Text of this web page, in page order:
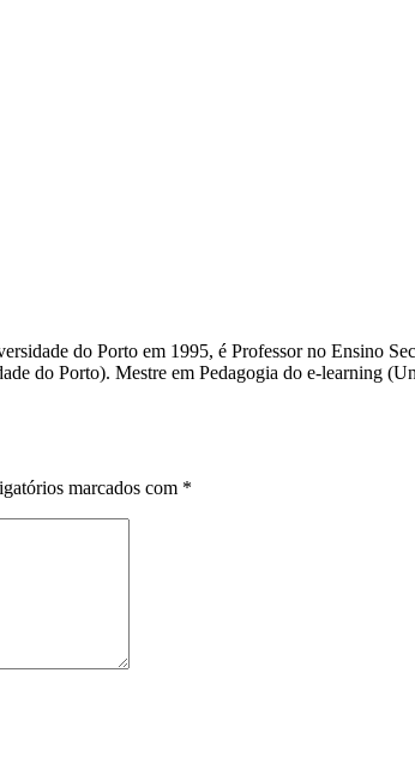
do Porto em 1995, é Professor no Ensino
do Porto). Mestre em Pedagogia do e-learning
marcados com *